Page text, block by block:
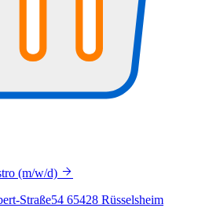
(m/w/d)
Straße54 65428 Rüsselsheim